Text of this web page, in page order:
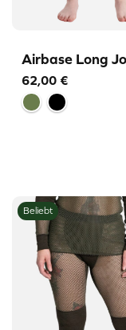
Airbase Long
62,00 €
Beliebt